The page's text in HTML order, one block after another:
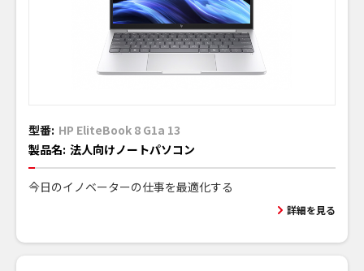
型番: HP EliteBook 8 G1a 13
製品名: 法人向けノートパソコン
今日のイノベーターの仕事を最適化する
詳細を見る